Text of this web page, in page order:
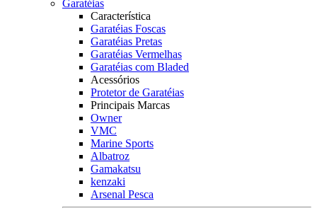
Garatéias
Característica
Garatéias Foscas
Garatéias Pretas
Garatéias Vermelhas
Garatéias com Bladed
Acessórios
Protetor de Garatéias
Principais Marcas
Owner
VMC
Marine Sports
Albatroz
Gamakatsu
kenzaki
Arsenal Pesca